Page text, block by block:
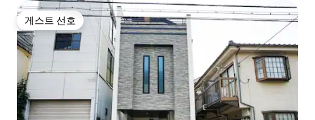
게스트 선호
게스트 선호